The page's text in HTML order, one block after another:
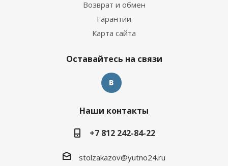
Возврат и обмен
Гарантии
Карта сайта
Оставайтесь на связи
Наши контакты
+7 812 242-84-22
stolzakazov@yutno24.ru